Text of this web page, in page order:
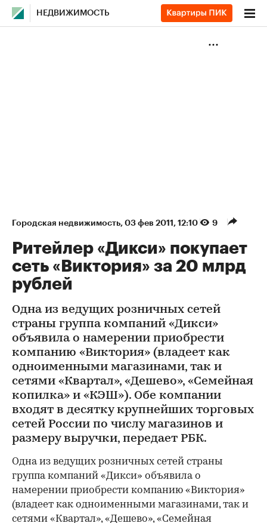
НЕДВИЖИМОСТЬ
Городская недвижимость⁠, 03 фев 2011, 12:10 9
Ритейлер «Дикси» покупает
сеть «Виктория» за 20 млрд
рублей
Одна из ведущих розничных сетей
страны группа компаний «Дикси»
объявила о намерении приобрести
компанию «Виктория» (владеет как
одноименными магазинами, так и
сетями «Квартал», «Дешево», «Семейная
копилка» и «КЭШ»). Обе компании
входят в десятку крупнейших торговых
сетей России по числу магазинов и
размеру выручки, передает РБК.
Одна из ведущих розничных сетей страны
группа компаний «Дикси» объявила о
намерении приобрести компанию «Виктория»
(владеет как одноименными магазинами, так и
сетями «Квартал», «Дешево», «Семейная